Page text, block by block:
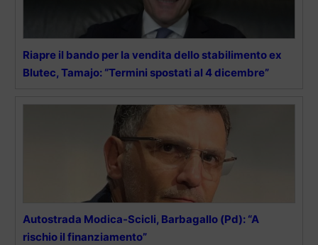
Riapre il bando per la vendita dello stabilimento ex
Blutec, Tamajo: “Termini spostati al 4 dicembre”
Autostrada Modica-Scicli, Barbagallo (Pd): “A
rischio il finanziamento”